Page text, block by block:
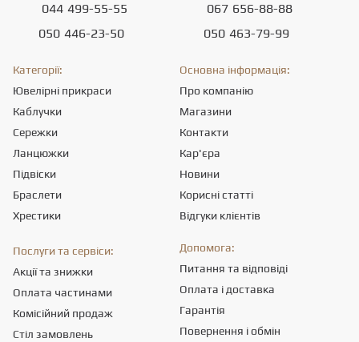
044 499-55-55
050 446-23-50
067 656-88-88
050 463-79-99
Категорії:
Ювелірні прикраси
Каблучки
Сережки
Ланцюжки
Підвіски
Браслети
Хрестики
Основна інформація:
Про компанію
Магазини
Контакти
Кар'єра
Новини
Корисні статті
Відгуки клієнтів
Послуги та сервіси:
Акції та знижки
Оплата частинами
Комісійний продаж
Стіл замовлень
Допомога:
Питання та відповіді
Оплата і доставка
Гарантія
Повернення і обмін